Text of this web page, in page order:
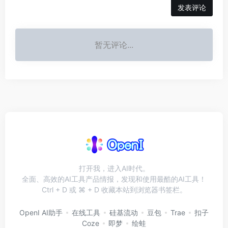
发表评论
暂无评论...
打开我，进入AI时代。
全面、高效的AI工具产品情报，发现和使用最酷的AI工具！
Ctrl + D 或 ⌘ + D 收藏本站到浏览器书签栏。
OpenI AI助手 在线工具 硅基流动 豆包 Trae
扣子
Coze
即梦 绘蛙